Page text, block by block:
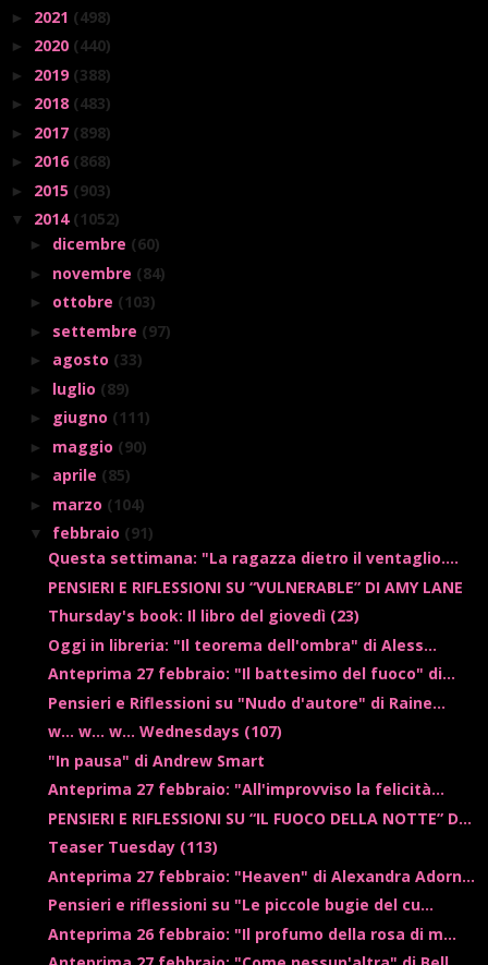
► 2021 (498)
► 2020 (440)
► 2019 (388)
► 2018 (483)
► 2017 (898)
► 2016 (868)
► 2015 (903)
▼ 2014 (1052)
► dicembre (60)
► novembre (84)
► ottobre (103)
► settembre (97)
► agosto (33)
► luglio (89)
► giugno (111)
► maggio (90)
► aprile (85)
► marzo (104)
▼ febbraio (91)
Questa settimana: "La ragazza dietro il ventaglio....
PENSIERI E RIFLESSIONI SU “VULNERABLE” DI AMY LANE
Thursday's book: Il libro del giovedì (23)
Oggi in libreria: "Il teorema dell'ombra" di Aless...
Anteprima 27 febbraio: "Il battesimo del fuoco" di...
Pensieri e Riflessioni su "Nudo d'autore" di Raine...
w... w... w... Wednesdays (107)
"In pausa" di Andrew Smart
Anteprima 27 febbraio: "All'improvviso la felicità...
PENSIERI E RIFLESSIONI SU “IL FUOCO DELLA NOTTE” D...
Teaser Tuesday (113)
Anteprima 27 febbraio: "Heaven" di Alexandra Adorn...
Pensieri e riflessioni su "Le piccole bugie del cu...
Anteprima 26 febbraio: "Il profumo della rosa di m...